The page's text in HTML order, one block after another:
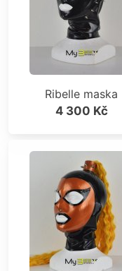
Ribelle maska
4 300 Kč